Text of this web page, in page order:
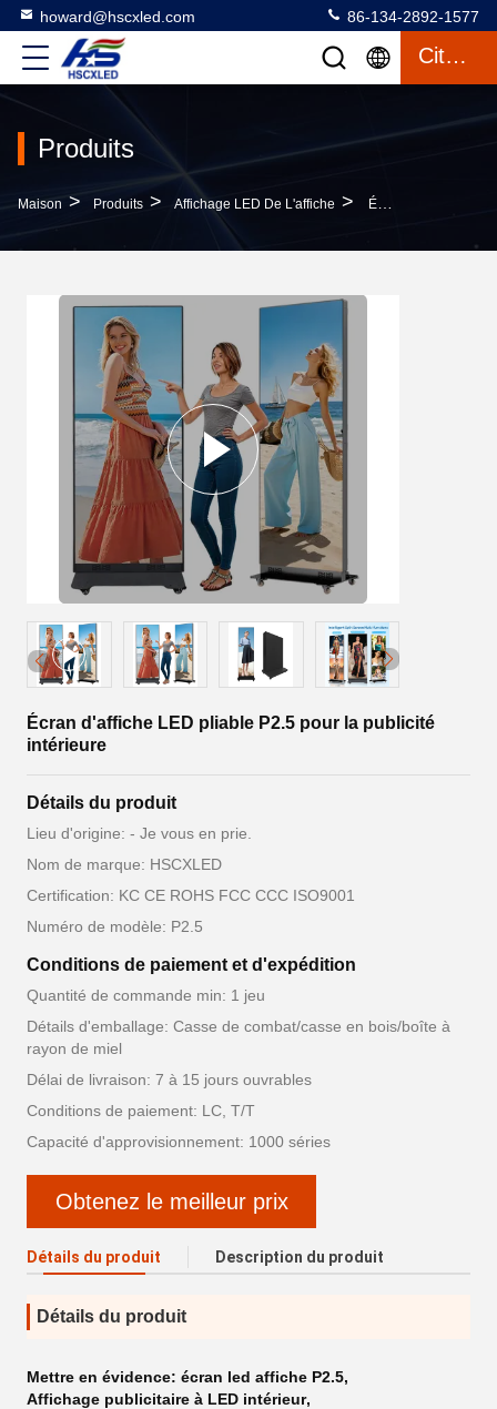
howard@hscxled.com 86-134-2892-1577
Citation
Produits
Maison > Produits > Affichage LED De L'affiche > Écran D'affiche LED Pliable P2.5 Pour La Publicité Intérieure
Écran d'affiche LED pliable P2.5 pour la publicité
intérieure
Détails du produit
Lieu d'origine: - Je vous en prie.
Nom de marque: HSCXLED
Certification: KC CE ROHS FCC CCC ISO9001
Numéro de modèle: P2.5
Conditions de paiement et d'expédition
Quantité de commande min: 1 jeu
Détails d'emballage: Casse de combat/casse en bois/boîte à
rayon de miel
Délai de livraison: 7 à 15 jours ouvrables
Conditions de paiement: LC, T/T
Capacité d'approvisionnement: 1000 séries
Obtenez le meilleur prix
Détails du produit Description du produit
Détails du produit
Mettre en évidence: écran led affiche P2.5,
Affichage publicitaire à LED intérieur,